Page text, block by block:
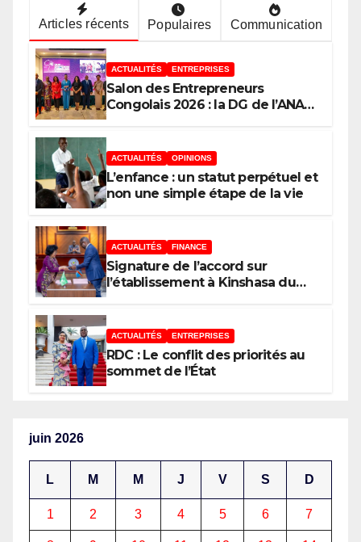
Articles récents Populaires Communication
ACTUALITÉS ENTREPRISES
Salon des Entrepreneurs
Congolais 2026 : la DG de l’ANAPI
l’ambition d’une RDC, destination
phare de l’investissement en
Afrique
ACTUALITÉS OPINIONS
L’enfance : un statut perpétuel et
non une simple étape de la vie
ACTUALITÉS FINANCE
Signature de l’accord sur
l’établissement à Kinshasa du
africaine–Nouveau Partenariat
pour le développement de
l’Afrique (AUDA-NEPAD)
ACTUALITÉS ENTREPRISES
RDC : Le conflit des priorités au
sommet de l’État
juin 2026
L M M J V S D
1 2 3 4 5 6 7